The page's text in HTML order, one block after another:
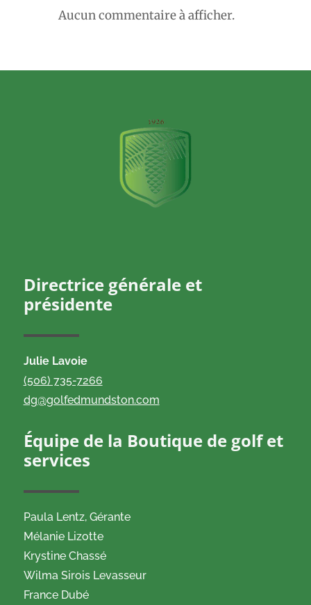
Aucun commentaire à afficher.
Directrice générale et
présidente
Julie Lavoie
(506) 735-7266
dg@golfedmundston.com
Équipe de la Boutique de golf et
services
Paula Lentz, Gérante
Mélanie Lizotte
Krystine Chassé
Wilma Sirois Levasseur
France Dubé